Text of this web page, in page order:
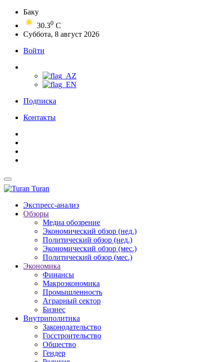
Баку
30.30 C
Суббота, 8 август 2026
Войти
Подписка
Контакты
Turan
Экспресс-анализ
Обзоры
Медиа обозрение
Экономический обзор (нед.)
Политический обзор (нед.)
Экономический обзор (мес.)
Политический обзор (мес.)
Экономика
Финансы
Макроэкономика
Промышленность
Аграрный сектор
Бизнес
Внутриполитика
Законодательство
Госстроительство
Общество
Гендер